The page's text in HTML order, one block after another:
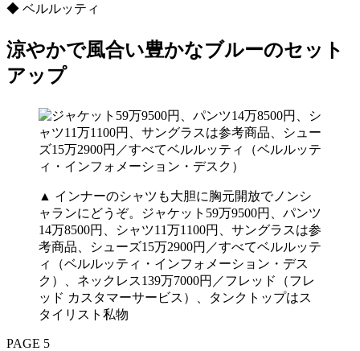
◆ ベルルッティ
涼やかで風合い豊かなブルーのセット
アップ
▲ インナーのシャツも大胆に胸元開放でノンシ
ャランにどうぞ。ジャケット59万9500円、パンツ
14万8500円、シャツ11万1100円、サングラスは参
考商品、シューズ15万2900円／すべてベルルッテ
ィ（ベルルッティ・インフォメーション・デス
ク）、ネックレス139万7000円／フレッド（フレ
ッド カスタマーサービス）、タンクトップはス
タイリスト私物
PAGE 5